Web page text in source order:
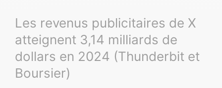
Les revenus publicitaires de X
atteignent 3,14 milliards de
dollars en 2024 (Thunderbit et
Boursier)